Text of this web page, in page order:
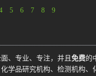
5 6 7 8 9
、专业、专注，并且 免费的
学品研究机构、检测机构、